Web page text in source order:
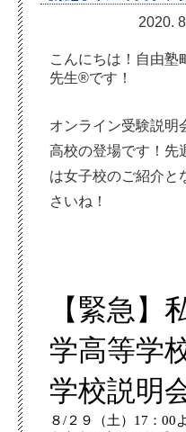
2020.
こんにちは！自由塾
先生®です！
オンライン受験説明
高校の登場です！先
は女子校のご紹介と
さいね！